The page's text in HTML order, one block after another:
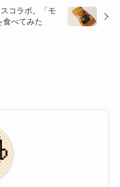
コラボ。「モ
食べてみた